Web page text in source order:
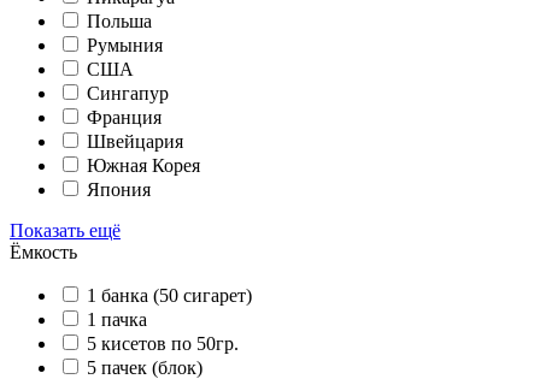
Польша
Румыния
США
Сингапур
Франция
Швейцария
Южная Корея
Япония
Показать ещё
Ёмкость
1 банка (50 сигарет)
1 пачка
5 кисетов по 50гр.
5 пачек (блок)